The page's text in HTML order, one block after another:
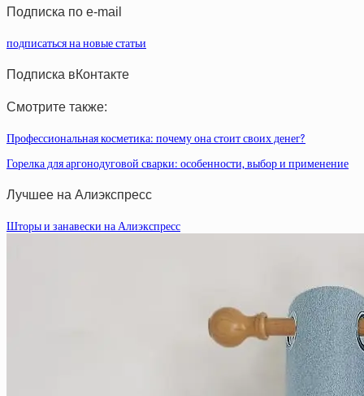
Подписка по e-mail
подписаться на новые статьи
Подписка вКонтакте
Смотрите также:
Профессиональная косметика: почему она стоит своих денег?
Горелка для аргонодуговой сварки: особенности, выбор и применение
Лучшее на Алиэкспресс
Шторы и занавески на Алиэкспресс